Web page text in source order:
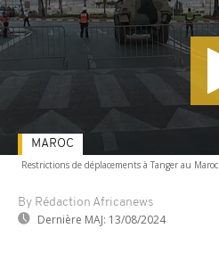
Restrictions de déplacements à Tanger au Maroc
By Rédaction Africanews
Dernière MAJ: 13/08/2024
MAROC